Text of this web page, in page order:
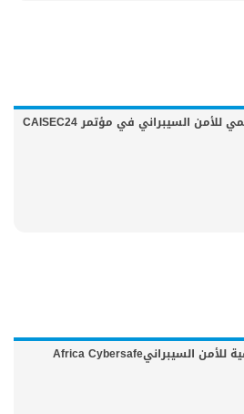
مشاركة المركز العربي الإقليمي للأمن السيبراني في مؤتمر CAISEC24
المشاركة في الندوة الإفريقية للأمن السيبرانيAfrica Cybersafe